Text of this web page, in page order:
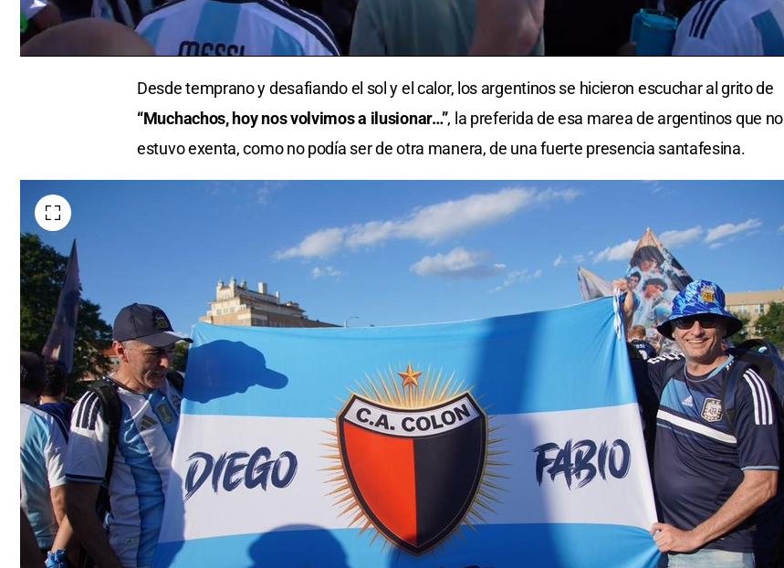
Desde temprano y desafiando el sol y el calor, los argentinos se hicieron escuchar al grito de
“Muchachos, hoy nos volvimos a ilusionar…”, la preferida de esa marea de argentinos que no
estuvo exenta, como no podía ser de otra manera, de una fuerte presencia santafesina.